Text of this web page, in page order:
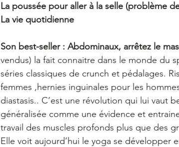
La poussée pour aller à la selle (problème
La vie quotidienne
Son best-seller : Abdominaux, arrêtez le
vendus) la fait connaitre dans le monde du
séries classiques de crunch et pédalages.
femmes ,hernies inguinales pour les
diastasis.. C’est une révolution qui lui vaut
généralisée comme une évidence et
travail des muscles profonds plus que des
Elle voit aujourd’hui le yoga se développer